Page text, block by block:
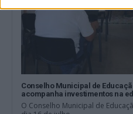
Conselho Municipal de
acompanha investimentos na
O Conselho Municipal de